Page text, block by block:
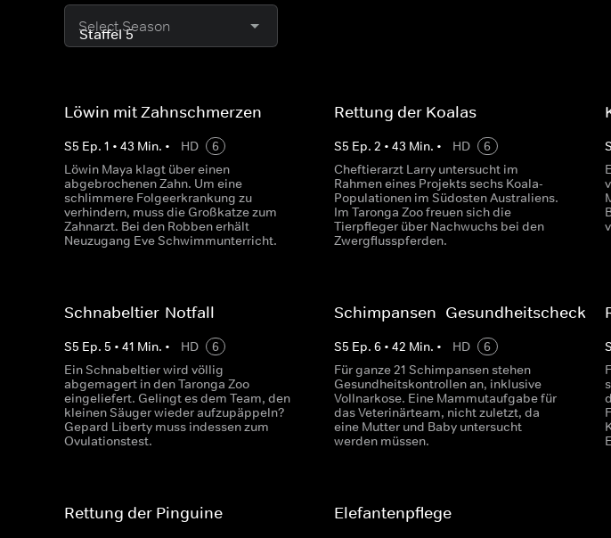
Select Season
Löwin mit Zahnschmerzen
S5 Ep. 1 • 43 Min. • HD
6
Löwin Maya klagt über einen
abgebrochenen Zahn. Um eine
schlimmere Folgeerkrankung zu
verhindern, muss die Großkatze zum
Zahnarzt. Bei den Robben erhält
Neuzugang Eve Schwimmunterricht.
Rettung der Koalas
S5 Ep.2 •43 Min. • HD
6
Cheftierarzt Larry untersucht im
Rahmen eines Projekts sechs Koala-
Populationen im Südosten Australiens.
Im Taronga Zoo freuen sich die
Tierpfleger über Nachwuchs bei den
Zwergflusspferden.
S
Schnabeltier-Notfall
S5 Ep. 5 • 41 Min. • HD
6
Ein Schnabeltier wird völlig
abgemagert in den Taronga Zoo
eingeliefert. Gelingt es dem Team, den
kleinen Säuger wieder aufzupäppeln?
Gepard Liberty muss indessen zum
Ovulationstest.
Schimpansen- Gesundheitscheck
S5 Ep.6 •42 Min. • HD
6
Für ganze 21 Schimpansen stehen
Gesundheitskontrollen an, inklusive
Vollnarkose. Eine Mammutaufgabe für
das Veterinärteam, nicht zuletzt, da
eine Mutter und Baby untersucht
werden müssen.
S
Rettung der Pinguine Elefantenpflege